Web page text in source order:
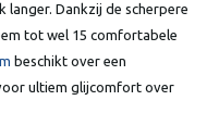
langer. Dankzij de scherpere
tot wel 15 comfortabele
beschikt over een
ultiem glijcomfort over